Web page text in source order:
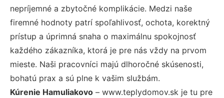
nepríjemné a zbytočné komplikácie. Medzi naše
firemné hodnoty patrí spoľahlivosť, ochota, korektný
prístup a úprimná snaha o maximálnu spokojnosť
každého zákazníka, ktorá je pre nás vždy na prvom
mieste. Naši pracovníci majú dlhoročné skúsenosti,
bohatú prax a sú plne k vašim službám.
Kúrenie Hamuliakovo – www.teplydomov.sk je tu pre